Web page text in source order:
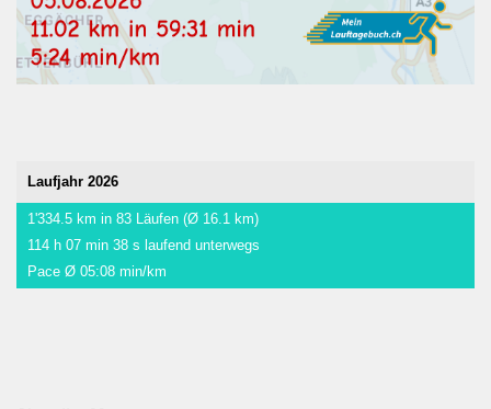
Laufjahr 2026
1'334.5 km in 83 Läufen (Ø 16.1 km)
114 h 07 min 38 s laufend unterwegs
Pace Ø 05:08 min/km